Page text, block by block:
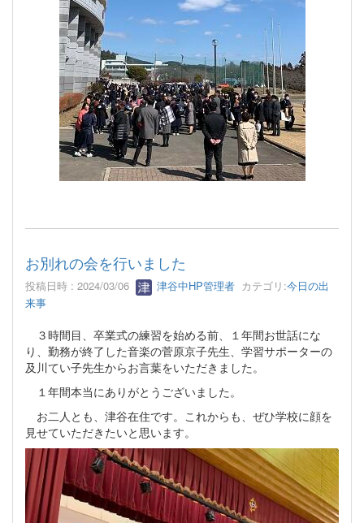
お別れの会を行いました
投稿日時 : 2024/03/06 津谷中HP管理者 カテゴリ:今日の出
来事
３時間目、卒業式の練習を始める前、１年間お世話にな
り、勤務が終了した音楽の菅原京子先生、学習サポーターの
及川てい子先生からお言葉をいただきました。
１年間本当にありがとうございました。
お二人とも、津谷在住です。これからも、ぜひ学校に顔を
見せていただきたいと思います。